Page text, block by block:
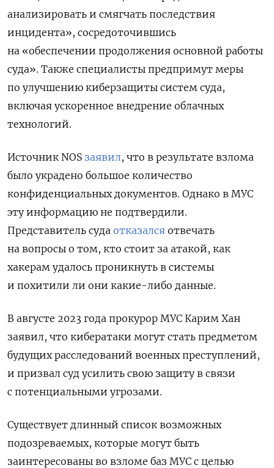
анализировать и смягчать последствия
инцидента», сосредоточившись
на «обеспечении продолжения основной работы
суда». Также специалисты предпримут меры
по улучшению киберзащиты систем суда,
включая ускоренное внедрение облачных
технологий.
Источник NOS заявил, что в результате взлома
было украдено большое количество
конфиденциальных документов. Однако в МУС
эту информацию не подтвердили.
Представитель суда отказался отвечать
на вопросы о том, кто стоит за атакой, как
хакерам удалось проникнуть в системы
и похитили ли они какие-либо данные.
В августе 2023 года прокурор МУС Карим Хан
заявил, что кибератаки могут стать предметом
будущих расследований военных преступлений,
и призвал суд усилить свою защиту в связи
с потенциальными угрозами.
Существует длинный список возможных
подозреваемых, которые могут быть
заинтересованы во взломе баз МУС с целью